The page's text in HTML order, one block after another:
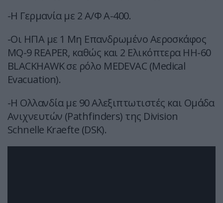
-Η Γερμανία με 2 Α/Φ Α-400.
-Οι ΗΠΑ με 1 Μη Επανδρωμένο Αεροσκάφος
MQ-9 REAPER, καθώς και 2 Ελικόπτερα HH-60
BLACKHAWK σε ρόλο MEDEVAC (Medical
Evacuation).
-Η Ολλανδία με 90 Αλεξιπτωτιστές και Ομάδα
Aνιχνευτών (Pathfinders) της Division
Schnelle Kraefte (DSK).